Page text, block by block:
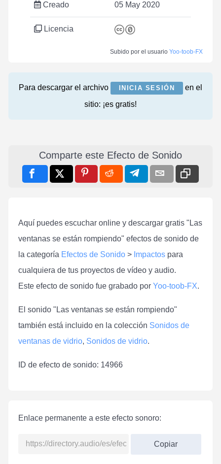
Creado 05 May 2020
Licencia
Subido por el usuario Yoo-toob-FX
Para descargar el archivo INICIA SESIÓN
en el
sitio: ¡es gratis!
Comparte este Efecto de Sonido
Aquí puedes escuchar online y descargar gratis "Las
ventanas se están rompiendo" efectos de sonido de
la categoría Efectos de Sonido > Impactos para
cualquiera de tus proyectos de vídeo y audio.
Este efecto de sonido fue grabado por Yoo-toob-FX.
El sonido "Las ventanas se están rompiendo"
también está incluido en la colección Sonidos de
ventanas de vidrio, Sonidos de vidrio.
ID de efecto de sonido: 14966
Enlace permanente a este efecto sonoro:
Copiar